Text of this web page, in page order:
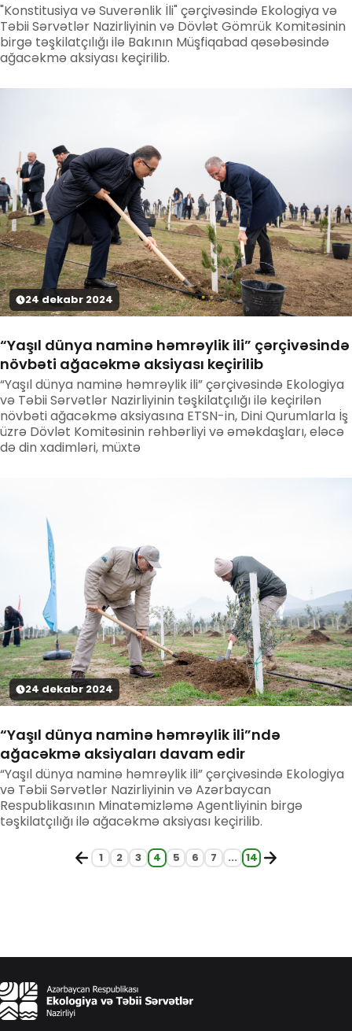
"Konstitusiya və Suverənlik İli" çərçivəsində Ekologiya və
Təbii Sərvətlər Nazirliyinin və Dövlət Gömrük Komitəsinin
birgə təşkilatçılığı ilə Bakının Müşfiqabad qəsəbəsində
ağacəkmə aksiyası keçirilib.
24dekabr 2024
“Yaşıl dünya naminə həmrəylik ili” çərçivəsində
növbəti ağacəkmə aksiyası keçirilib
“Yaşıl dünya naminə həmrəylik ili” çərçivəsində Ekologiya
və Təbii Sərvətlər Nazirliyinin təşkilatçılığı ilə keçirilən
növbəti ağacəkmə aksiyasına ETSN-in, Dini Qurumlarla İş
üzrə Dövlət Komitəsinin rəhbərliyi və əməkdaşları, eləcə
də din xadimləri, müxtə
24 dekabr2024
“Yaşıl dünya naminə həmrəylik ili”ndə
ağacəkmə aksiyaları davam edir
“Yaşıl dünya naminə həmrəylik ili” çərçivəsində Ekologiya
və Təbii Sərvətlər Nazirliyinin və Azərbaycan
Respublikasının Minatəmizləmə Agentliyinin birgə
təşkilatçılığı ilə ağacəkmə aksiyası keçirilib.
1 2 3 4 5 6 7 ... 14